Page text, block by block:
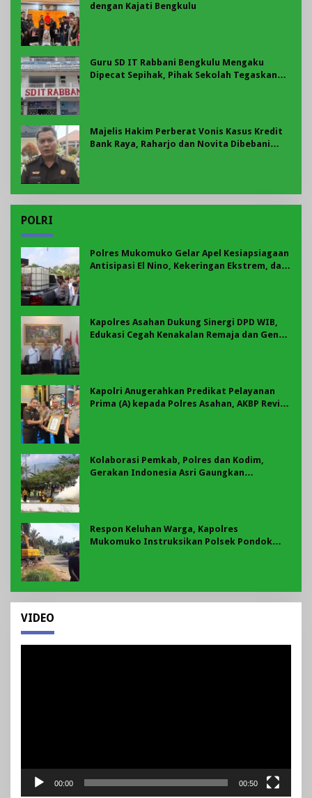
dengan Kajati Bengkulu
Guru SD IT Rabbani Bengkulu Mengaku
Dipecat Sepihak, Pihak Sekolah Tegaskan
Majelis Hakim Perberat Vonis Kasus Kredit
Bank Raya, Raharjo dan Novita Dibebani
POLRI
Polres Mukomuko Gelar Apel Kesiapsiagaan
Antisipasi El Nino, Kekeringan Ekstrem, dan
Kapolres Asahan Dukung Sinergi DPD WIB,
Edukasi Cegah Kenakalan Remaja dan Geng
Kapolri Anugerahkan Predikat Pelayanan
Prima (A) kepada Polres Asahan, AKBP Revi
Kolaborasi Pemkab, Polres dan Kodim,
Gerakan Indonesia Asri Gaungkan
Respon Keluhan Warga, Kapolres
Mukomuko Instruksikan Polsek Pondok
VIDEO
00:00 00:50